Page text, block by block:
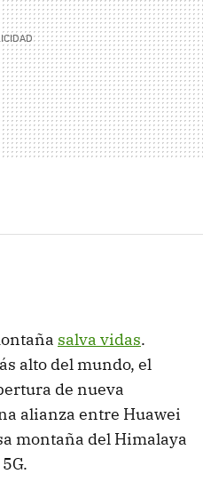
salva vidas.
alto del mundo, el
de nueva
alianza entre Huawei
montaña del Himalaya